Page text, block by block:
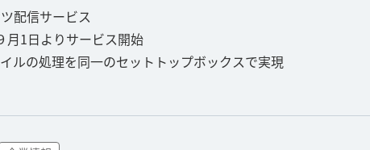
配信サービス
1日よりサービス開始
ルの処理を同一のセットトップボックスで実現